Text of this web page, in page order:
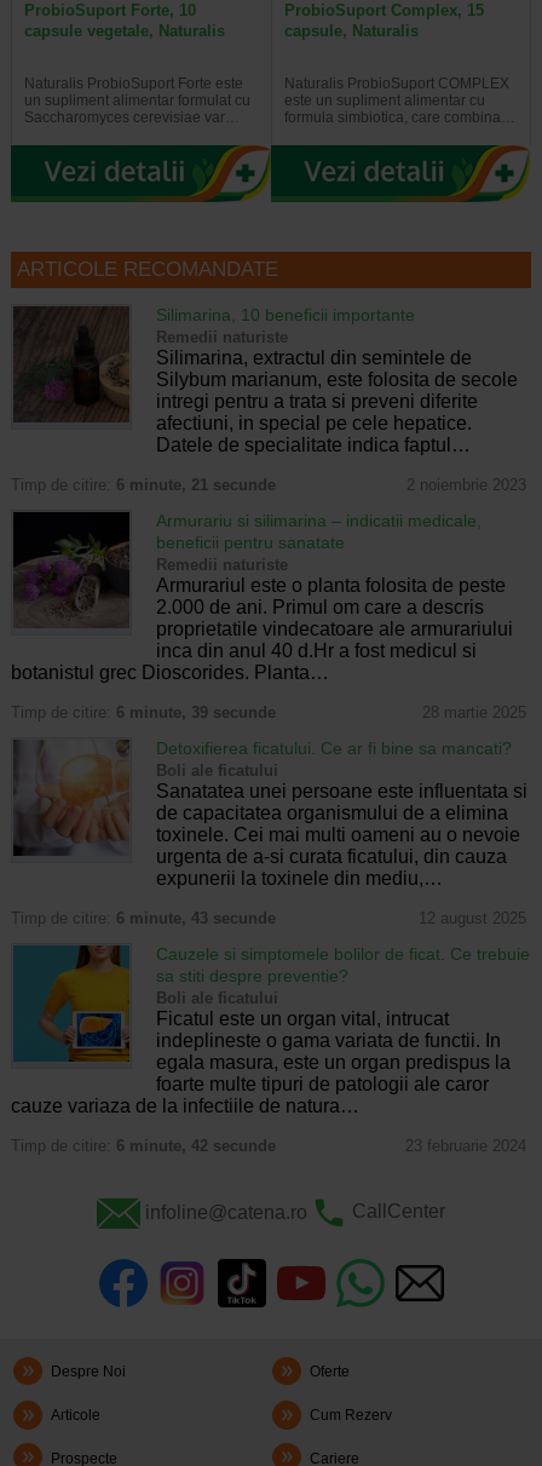
ProbioSuport Forte, 10
capsule vegetale, Naturalis
Naturalis ProbioSuport Forte este
un supliment alimentar formulat cu
Saccharomyces cerevisiae var…
ProbioSuport Complex, 15
capsule, Naturalis
Naturalis ProbioSuport COMPLEX
este un supliment alimentar cu
formula simbiotica, care combina…
ARTICOLE RECOMANDATE
Silimarina, 10 beneficii importante
Remedii naturiste
Silimarina, extractul din semintele de
Silybum marianum, este folosita de secole
intregi pentru a trata si preveni diferite
afectiuni, in special pe cele hepatice.
Datele de specialitate indica faptul…
Timp de citire: 6 minute, 21 secunde 2 noiembrie 2023
Armurariu si silimarina – indicatii medicale,
beneficii pentru sanatate
Remedii naturiste
Armurariul este o planta folosita de peste
2.000 de ani. Primul om care a descris
proprietatile vindecatoare ale armurariului
inca din anul 40 d.Hr a fost medicul si
botanistul grec Dioscorides. Planta…
Timp de citire: 6 minute, 39 secunde 28 martie 2025
Detoxifierea ficatului. Ce ar fi bine sa mancati?
Boli ale ficatului
Sanatatea unei persoane este influentata si
de capacitatea organismului de a elimina
toxinele. Cei mai multi oameni au o nevoie
urgenta de a-si curata ficatului, din cauza
expunerii la toxinele din mediu,…
Timp de citire: 6 minute, 43 secunde 12 august 2025
Cauzele si simptomele bolilor de ficat. Ce trebuie
sa stiti despre preventie?
Boli ale ficatului
Ficatul este un organ vital, intrucat
indeplineste o gama variata de functii. In
egala masura, este un organ predispus la
foarte multe tipuri de patologii ale caror
cauze variaza de la infectiile de natura…
Timp de citire: 6 minute, 42 secunde 23 februarie 2024
infoline@catena.ro CallCenter
Despre Noi Oferte
Articole Cum Rezerv
Prospecte Cariere